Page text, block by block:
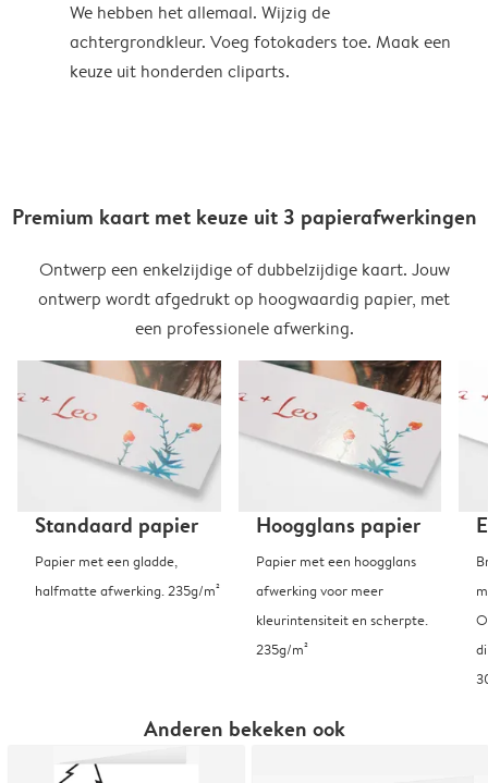
We hebben het allemaal. Wijzig de
achtergrondkleur. Voeg fotokaders toe. Maak een
keuze uit honderden cliparts.
Premium kaart met keuze uit 3 papierafwerkingen
Ontwerp een enkelzijdige of dubbelzijdige kaart. Jouw
ontwerp wordt afgedrukt op hoogwaardig papier, met
een professionele afwerking.
Standaard papier
Papier met een gladde,
halfmatte afwerking. 235g/m²
Hoogglans papier
Papier met een hoogglans
afwerking voor meer
kleurintensiteit en scherpte.
235g/m²
Anderen bekeken ook